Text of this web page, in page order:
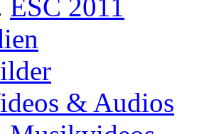
ESC 2011
& Audios